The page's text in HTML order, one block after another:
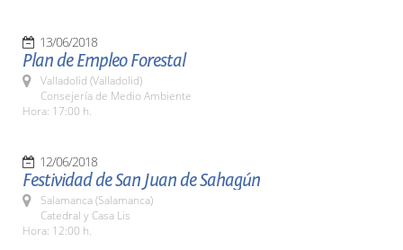
13/06/2018
Plan de Empleo Forestal
Valladolid (Valladolid)
Consejería de Medio Ambiente
Hora: 17:00 h.
12/06/2018
Festividad de San Juan de Sahagún
Salamanca (Salamanca)
Catedral y Casa Lis
Hora: 12:00 h.